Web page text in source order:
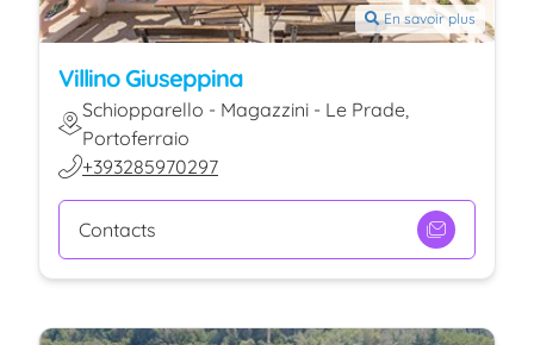
En savoir plus
Villino Giuseppina
Schiopparello - Magazzini - Le Prade,
Portoferraio
+393285970297
Contacts